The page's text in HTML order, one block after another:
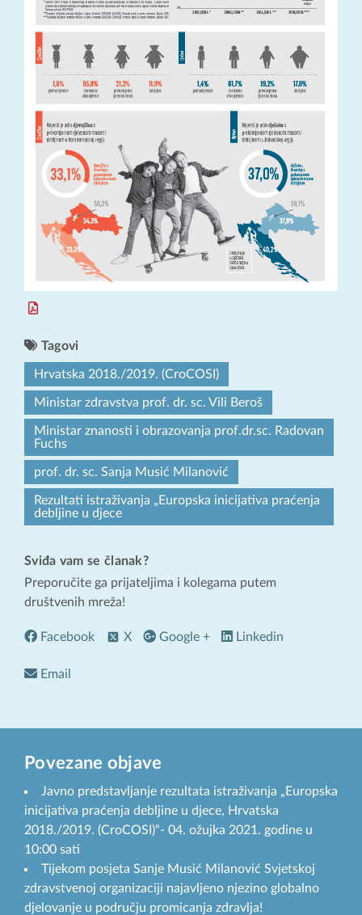
Tagovi
Hrvatska 2018./2019. (CroCOSI)
Ministar zdravstva prof. dr. sc. Vili Beroš
Ministar znanosti i obrazovanja prof.dr.sc. Radovan
Fuchs
prof. dr. sc. Sanja Musić Milanović
Rezultati istraživanja „Europska inicijativa praćenja
debljine u djece
Sviđa vam se članak?
Preporučite ga prijateljima i kolegama putem
društvenih mreža!
Facebook X Google + Linkedin
Email
Povezane objave
Javno predstavljanje rezultata istraživanja „Europska
inicijativa praćenja debljine u djece, Hrvatska
2018./2019. (CroCOSI)“- 04. ožujka 2021. godine u
10:00 sati
Tijekom posjeta Sanje Musić Milanović Svjetskoj
zdravstvenoj organizaciji najavljeno njezino globalno
djelovanje u području promicanja zdravlja!